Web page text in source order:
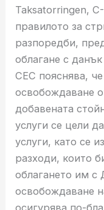
Taksatorringen,
правилото за
разпоредби,
облагане с
СЕС пояснява,
освобождаване
добавената
услуги се цели
услуги, като се
разходи, които
облагането им
освобождаване
осигурява по-